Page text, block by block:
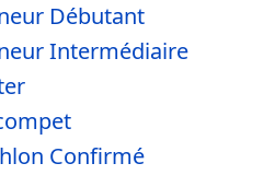
Débutant
Intermédiaire
Confirmé